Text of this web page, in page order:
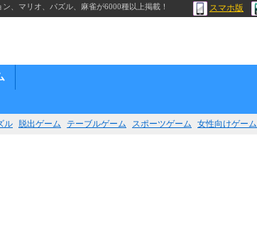
、マリオ、パズル、麻雀が6000種以上掲載！ スマホ版
ル 脱出ゲーム テーブルゲーム スポーツゲーム 女性向けゲーム